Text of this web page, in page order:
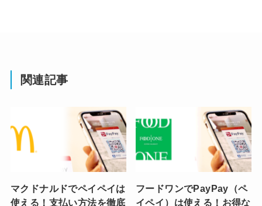
関連記事
マクドナルドでペイペイは
使える！支払い方法を徹底
フードワンでPayPay（ペ
イペイ）は使える！お得な